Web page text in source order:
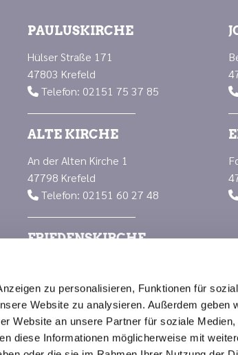
zu personalisieren, Funktionen für
Website zu analysieren. Außerdem geben
Website an unsere Partner für soziale Medien,
diese Informationen möglicherweise mit
PAULUSKIRCHE
Hülser Straße 171
47803 Krefeld
Telefon: 02151 75 37 85
ALTE KIRCHE
An der Alten Kirche 1
47798 Krefeld
Telefon: 02151 60 27 48
FRIEDENSKIRCHE
 Telefon: 02151 66 88 23